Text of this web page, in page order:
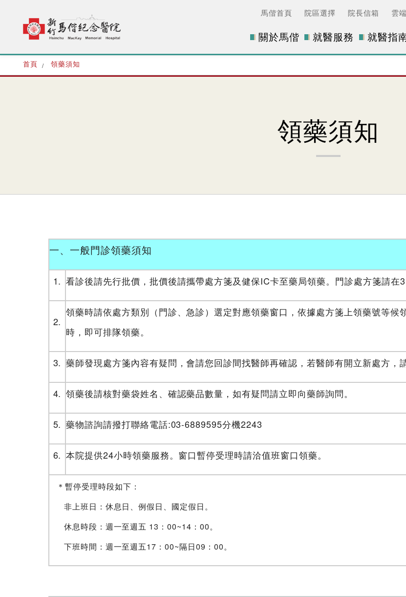
馬偕首頁 院區選擇 院長信箱 雲
關於馬偕 就醫服務 就醫指
首頁 領藥須知
領藥須知
一、一般門診領藥須知
1. 看診後請先行批價，批價後請攜帶處方箋及健保IC卡至藥局領藥。門診處方箋請在
2.
領藥時請依處方類別（門診、急診）選定對應領藥窗口，依據處方箋上領藥號等候
時，即可排隊領藥。
3. 藥師發現處方箋內容有疑問，會請您回診間找醫師再確認，若醫師有開立新處方，
4. 領藥後請核對藥袋姓名、確認藥品數量，如有疑問請立即向藥師詢問。
5. 藥物諮詢請撥打聯絡電話:03-6889595分機2243
6. 本院提供24小時領藥服務。窗口暫停受理時請洽值班窗口領藥。
＊暫停受理時段如下：
非上班日：休息日、例假日、國定假日。
休息時段：週一至週五 13：00~14：00。
下班時間：週一至週五17：00~隔日09：00。